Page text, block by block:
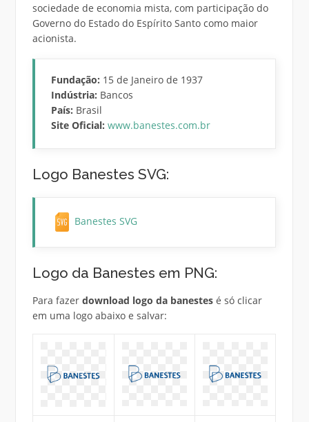
sociedade de economia mista, com participação do
Governo do Estado do Espírito Santo como maior
acionista.
Fundação: 15 de Janeiro de 1937
Indústria: Bancos
País: Brasil
Site Oficial: www.banestes.com.br
Logo Banestes SVG:
Banestes SVG
Logo da Banestes em PNG:
Para fazer download logo da banestesé só clicar
em uma logo abaixo e salvar: